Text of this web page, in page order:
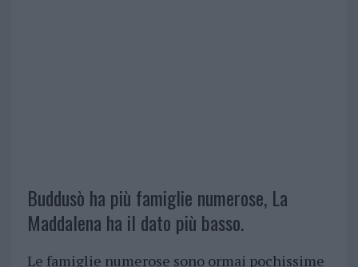
Buddusò ha più famiglie numerose, La
Maddalena ha il dato più basso.
Le famiglie numerose sono ormai pochissime